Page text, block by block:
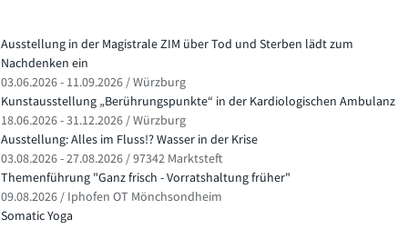
Ausstellung in der Magistrale ZIM über Tod und Sterben lädt zum
Nachdenken ein
03.06.2026 - 11.09.2026 / Würzburg
Kunstausstellung „Berührungspunkte“ in der Kardiologischen Ambulanz
18.06.2026 - 31.12.2026 / Würzburg
Ausstellung: Alles im Fluss!? Wasser in der Krise
03.08.2026 - 27.08.2026 / 97342 Marktsteft
Themenführung "Ganz frisch - Vorratshaltung früher"
09.08.2026 / Iphofen OT Mönchsondheim
Somatic Yoga